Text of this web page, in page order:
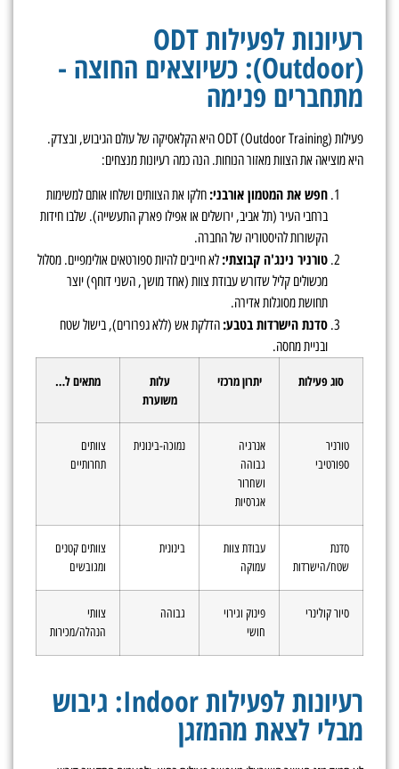
רעיונות לפעילות ODT
(Outdoor): כשיוצאים החוצה -
מתחברים פנימה
פעילות ODT (Outdoor Training) היא הקלאסיקה של עולם הגיבוש, ובצדק.
היא מוציאה את הצוות מאזור הנוחות. הנה כמה רעיונות מנצחים:
חפש את המטמון אורבני: חלקו את הצוותים ושלחו אותם למשימות
ברחבי העיר (תל אביב, ירושלים או אפילו פארק התעשייה). שלבו חידות
הקשורות להיסטוריה של החברה.
טורניר נינג'ה קבוצתי: לא חייבים להיות ספורטאים אולימפיים. מסלול
מכשולים קליל שדורש עבודת צוות (אחד מושך, השני דוחף) יוצר
תחושת מסוגלות אדירה.
סדנת הישרדות בטבע: הדלקת אש (ללא גפרורים), בישול שטח
ובניית מחסה.
סוג פעילות יתרון מרכזי
עלות
משוערת
מתאים ל…
טורניר
ספורטיבי
אנרגיה
גבוהה
ושחרור
אגרסיות
נמוכה-בינונית
צוותים
תחרותיים
סדנת
שטח/הישרדות
עבודת צוות
עמוקה
בינונית
צוותים קטנים
ומגובשים
סיור קולינרי
פינוק וגירוי
חושי
גבוהה
צוותי
הנהלה/מכירות
רעיונות לפעילות Indoor: גיבוש
מבלי לצאת מהמזגן